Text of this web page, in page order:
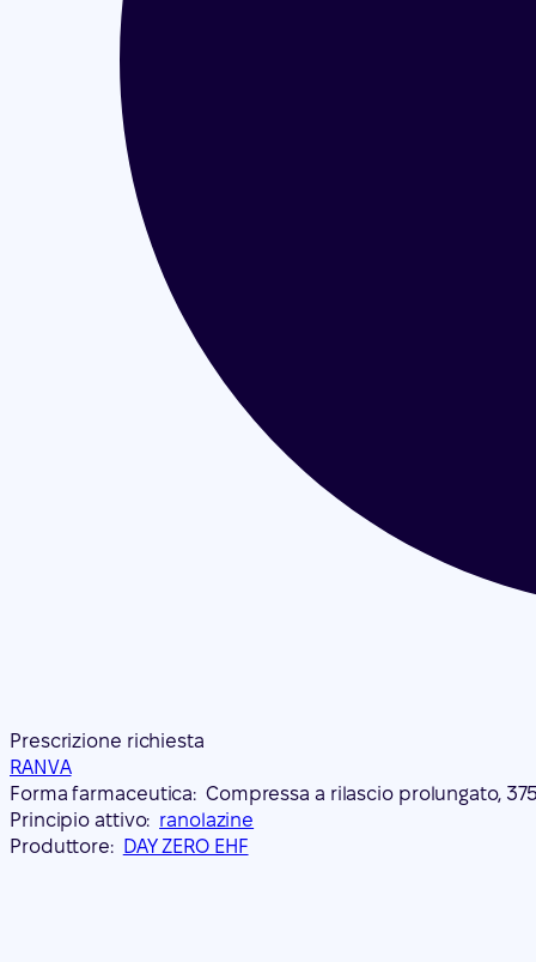
Prescrizione richiesta
RANVA
Forma farmaceutica: Compressa a rilascio prolungato,
Principio attivo: ranolazine
Produttore: DAY ZERO EHF